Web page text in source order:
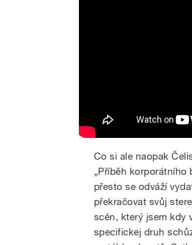
Co si ale naopak
„Příběh korporátního
přesto se odváží
překračovat svůj
scén, který jsem kdy
specifickej druh